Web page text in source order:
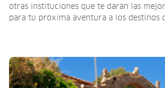
otras instituciones que te darán las
para tu próxima aventura a los destinos